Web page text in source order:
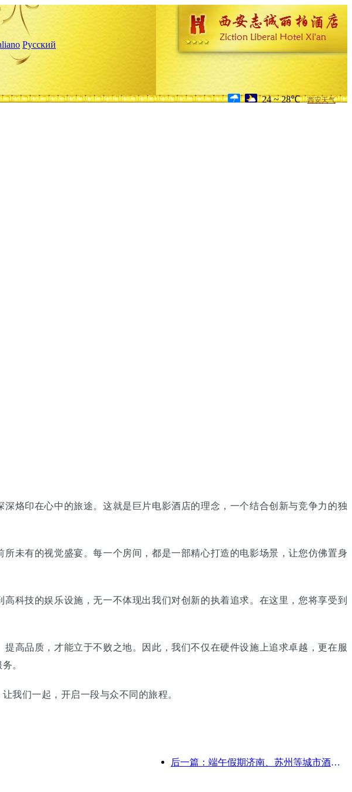
Русский
24 ~ 28℃ 西安天气
烙印在心中的旅途。这就是巨片电影酒店的理念，一个结合创新与竞争力的独
有的视觉盛宴。每一个房间，都是一部精心打造的电影场景，让您仿佛置身
技的娱乐设施，无一不体现出我们对创新的执着追求。在这里，您将享受到
品质，才能立于不败之地。因此，我们不仅在硬件设施上追求卓越，更在服
。
们一起，开启一段与众不同的旅程。
后一篇：端午假期济南、苏州等城市酒店预订量同比增长超五成